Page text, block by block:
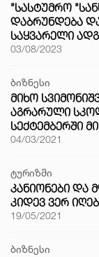
"ᲡᲐᲡᲢᲣᲛᲠᲝ
ᲓᲐᲑᲠᲣᲜᲓᲔᲑᲐ
ᲡᲐᲧᲕᲐᲠᲔᲚᲘ
03/08/2023
ბიზნესი
ᲛᲘᲮᲝ
ᲐᲒᲠᲐᲠᲣᲚᲘ
ᲡᲔᲥᲢᲔᲛᲑᲔᲠᲨᲘ
04/03/2021
ტურიზმი
ᲙᲐᲜᲘᲝᲜᲔᲑᲘ ᲓᲐ
ᲙᲘᲓᲔᲕ ᲕᲔᲠ
19/05/2021
ბიზნესი